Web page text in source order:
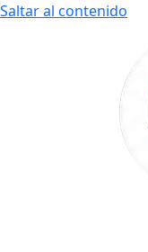
Saltar al contenido